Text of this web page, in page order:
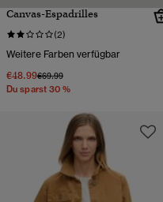
Canvas-Espadrilles
(2)
Weitere Farben verfügbar
€48.99Preis wurde reduziert von
€69.99bis
Du sparst 30 %